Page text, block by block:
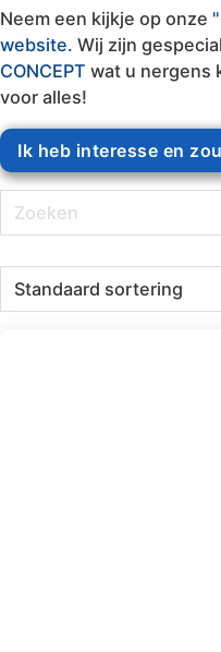
Neem een kijkje op onze
website. Wij zijn
CONCEPT wat u nergens
voor alles!
Ik heb interesse en